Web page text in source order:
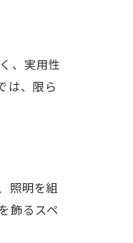
、実用性
は、限ら
照明を組
飾るスペ